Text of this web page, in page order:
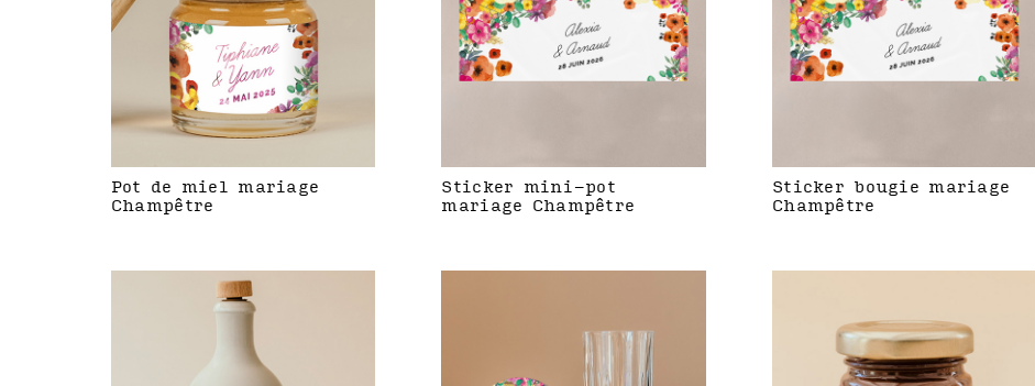
Pot de miel mariage
Champêtre
Sticker mini-pot
mariage Champêtre
Sticker bougie mariage
Champêtre